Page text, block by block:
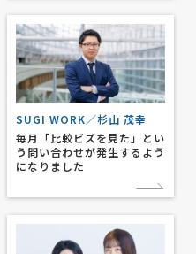
SUGI WORK／杉山 茂幸
毎月「比較ビズを見た」とい
う問い合わせが発生するよう
になりました